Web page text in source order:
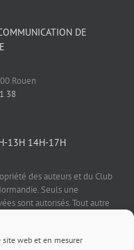
site web et en mesurer
DE
Rouen
38
13H 14H-17H
des auteurs et du Club
Seuls une
sont autorisés. Tout autre